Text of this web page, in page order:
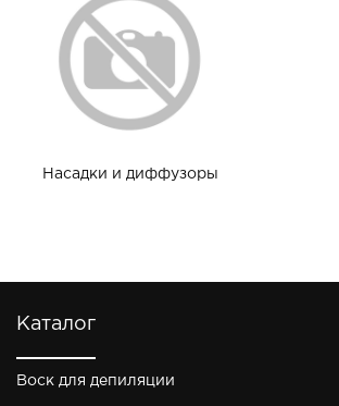
Насадки и диффузоры
Каталог
Воск для депиляции